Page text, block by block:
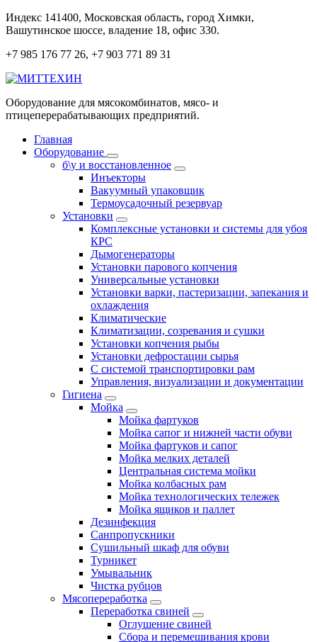
Перейти
к
Индекс 141400, Московская область, город Химки,
Вашутинское шоссе, владение 18, офис 330.
+7 985 176 77 26, +7 903 771 89 31
Оборудование для мясокомбинатов, мясо- и
птицеперерабатывающих предприятий.
Главная
Оборудование
б\у и восстановленное
Инъекторы
Вакуумный упаковщик
Термоусадочный резервуар
Установки
Комплексные установки и системы для убоя
КРС
Дымогенераторы
Установки парового копчения
Универсальные установки
Установки варки, пастеризации, запекания и
охлаждения
Климатические
Климатизации, созревания и сушки
Установки копчения рыбы
Установки дефростации сырья
С системой транспортировки рам
Управления, визуализации и документации
Гигиена
Мойка
Мойка фартуков
Мойка сапог и нижней части обуви
Мойка фартуков и сапог
Мойка мелких деталей
Центральная система мойки
Мойка колбасных рам
Мойка технологических тележек
Мойка ящиков и паллет
Дезинфекция
Санпропускники
Сушильный шкаф для обуви
Турникет
Умывальник
Чистка рубцов
Мясопереработка
Переработка свиней
Оглушение свиней
Сбора и перемешивания крови